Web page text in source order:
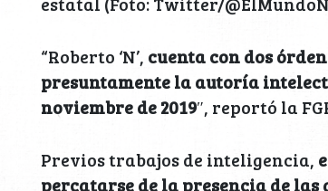
“Roberto ‘N’, cuenta con dos
presuntamente la autoría
noviembre de 2019″, reportó la
Previos trabajos de inteligencia,
percatarse de la presencia de